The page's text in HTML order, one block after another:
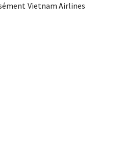
Vietnam Airlines